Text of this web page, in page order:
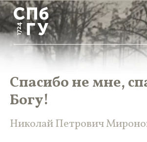
Спасибо не мне,
Богу!
Николай Петрович